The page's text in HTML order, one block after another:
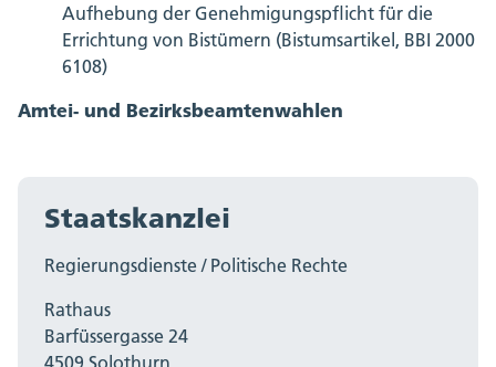
Aufhebung der Genehmigungspflicht für die
Errichtung von Bistümern (Bistumsartikel, BBI 2000
6108)
Amtei- und Bezirksbeamtenwahlen
Staatskanzlei
Regierungsdienste / Politische Rechte
Rathaus
Barfüssergasse 24
4509 Solothurn